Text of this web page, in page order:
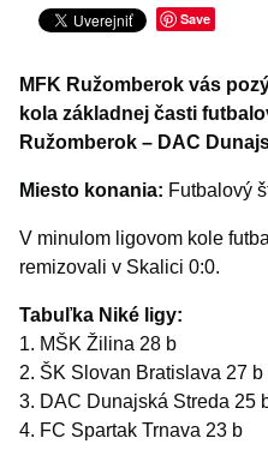
Výstavy a vernisáže
Save
MFK Ružomberok vás
kola základnej časti
Ružomberok – DAC
Miesto konania: Futbalový
V minulom ligovom kole
remizovali v Skalici 0:0.
Tabuľka Niké ligy:
1. MŠK Žilina 28 b
2. ŠK Slovan Bratislava 27 b
3. DAC Dunajská Streda 25
4. FC Spartak Trnava 23 b